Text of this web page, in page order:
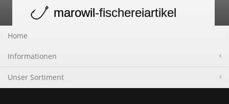
navigation
marowil-fischereiartikel
Home
Informationen
Unser Sortiment